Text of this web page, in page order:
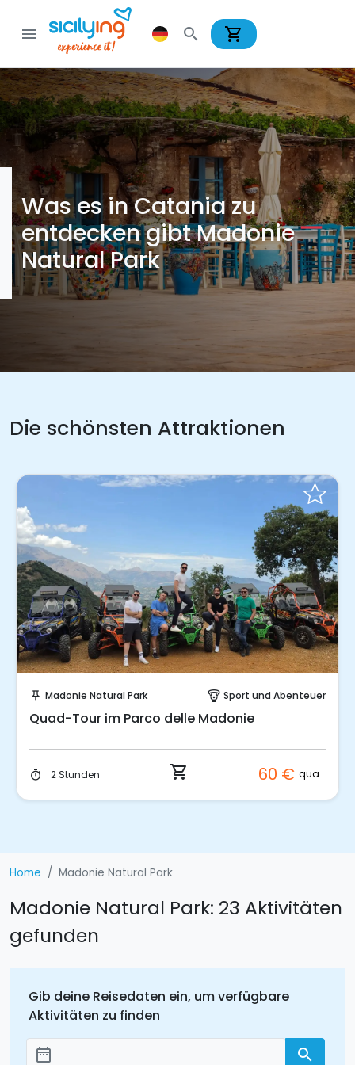
menu search shopping_cart
Was es in Catania zu
entdecken gibt Madonie
Natural Park
Die schönsten Attraktionen
push_pin Madonie Natural Park paragliding Sport und Abenteuer
Quad-Tour im Parco delle Madonie
timer 2 Stunden shopping_cart 60 € quad
Home Madonie Natural Park
Madonie Natural Park: 23 Aktivitäten
gefunden
Gib deine Reisedaten ein, um verfügbare
Aktivitäten zu finden
date_range search